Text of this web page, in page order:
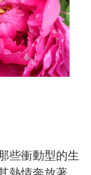
些衝動型的生